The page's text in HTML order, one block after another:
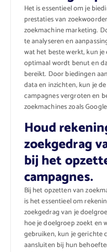
Het is essentieel om je
prestaties van
zoekmachine marketing.
te analyseren en
wat het beste werkt, kun
optimaal wordt benut en
bereikt. Door biedingen
data en inzichten, kun je
campagnes vergroten en
zoekmachines zoals
Houd
zoekgedrag
bij het
campagnes.
Bij het opzetten van
is het essentieel om
zoekgedrag van je
hoe je doelgroep zoekt en
gebruiken, kun je gerichte
aansluiten bij hun